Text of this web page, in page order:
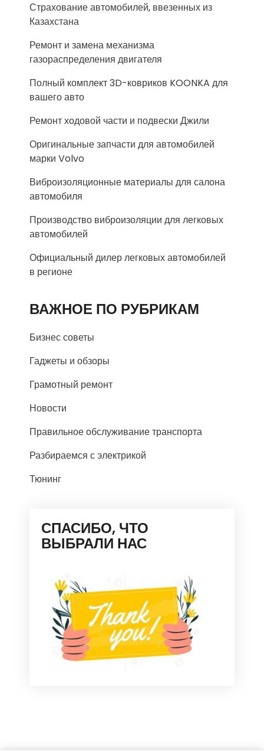
Страхование автомобилей, ввезенных из
Казахстана
Ремонт и замена механизма
газораспределения двигателя
Полный комплект 3D-ковриков KOONKA для
вашего авто
Ремонт ходовой части и подвески Джили
Оригинальные запчасти для автомобилей
марки Volvo
Виброизоляционные материалы для салона
автомобиля
Производство виброизоляции для легковых
автомобилей
Официальный дилер легковых автомобилей
в регионе
ВАЖНОЕ ПО РУБРИКАМ
Бизнес советы
Гаджеты и обзоры
Грамотный ремонт
Новости
Правильное обслуживание транспорта
Разбираемся с электрикой
Тюнинг
СПАСИБО, ЧТО
ВЫБРАЛИ НАС